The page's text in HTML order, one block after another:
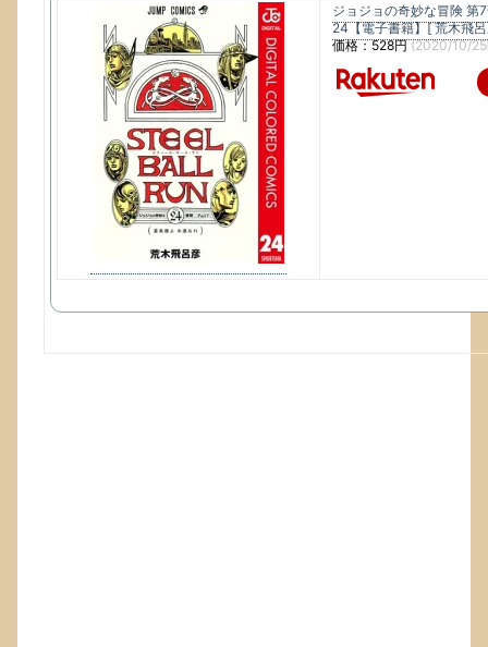
ジョジョの奇妙な冒険 第
24【電子書籍】[ 荒木飛
価格：528円 (2020/10/25